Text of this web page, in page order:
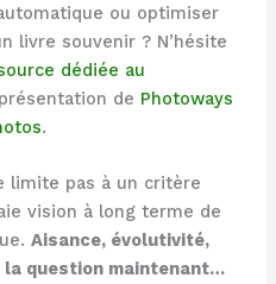
ou optimiser
livre souvenir ? N’hésite
dédiée au
de Photoways
.
limite pas à un critère
vision à long terme de
Aisance, évolutivité,
question maintenant…